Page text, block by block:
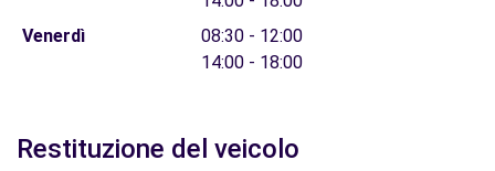
Venerdì
08:30 - 12:00
14:00 - 18:00
Restituzione del veicolo